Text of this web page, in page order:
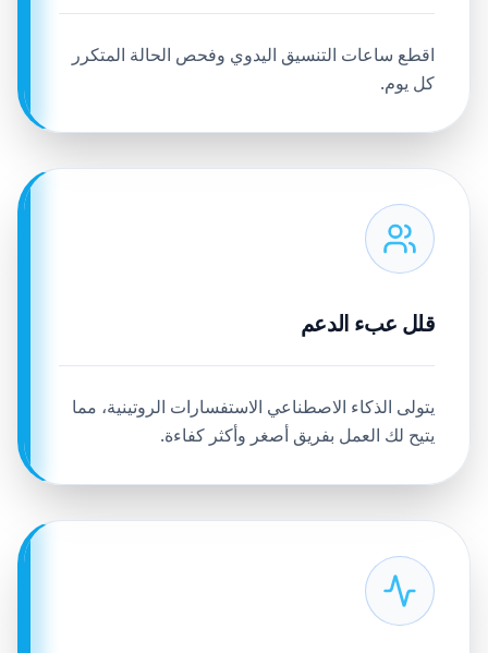
اقطع ساعات التنسيق اليدوي وفحص الحالة المتكرر
كل يوم.
قلل عبء الدعم
يتولى الذكاء الاصطناعي الاستفسارات الروتينية، مما
يتيح لك العمل بفريق أصغر وأكثر كفاءة.